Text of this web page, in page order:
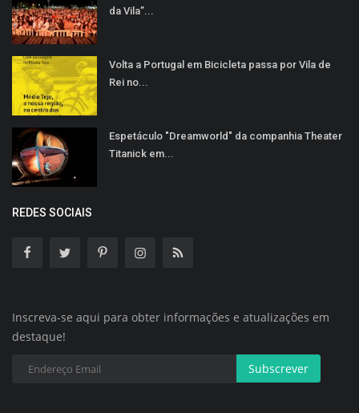
da Vila”...
Volta a Portugal em Bicicleta passa por Vila de
Rei no...
Espetáculo "Dreamworld" da companhia Theater
Titanick em...
REDES SOCIAIS
Inscreva-se aqui para obter informações e atualizações em
destaque!
Subscrever